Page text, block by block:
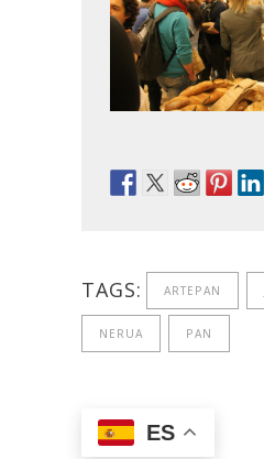
TAGS: ARTEPAN
NERUA PAN
ES